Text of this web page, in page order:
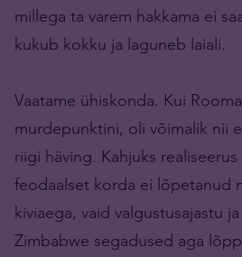
millega ta varem hakkama ei
kukub kokku ja laguneb laiali.
Vaatame ühiskonda. Kui
murdepunktini, oli võimalik nii
riigi häving. Kahjuks
feodaalset korda ei lõpetanud
kiviaega, vaid valgustusajastu
Zimbabwe segadused aga